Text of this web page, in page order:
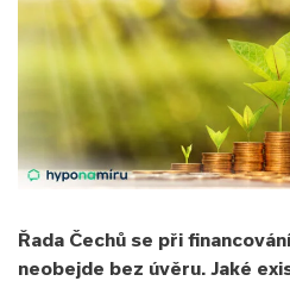
Řada Čechů se při
neobejde bez úvěru. Jaké